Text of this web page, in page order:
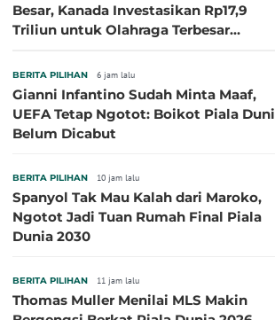
Besar, Kanada Investasikan Rp17,9
Triliun untuk Olahraga Terbesar
BERITA PILIHAN 6 jam lalu
Gianni Infantino Sudah Minta Maaf,
UEFA Tetap Ngotot: Boikot Piala
Belum Dicabut
BERITA PILIHAN 10 jam lalu
Spanyol Tak Mau Kalah dari Maroko,
Ngotot Jadi Tuan Rumah Final Piala
Dunia 2030
BERITA PILIHAN 11 jam lalu
Thomas Muller Menilai MLS Makin